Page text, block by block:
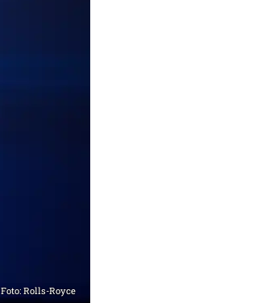
Foto: Rolls-Royce